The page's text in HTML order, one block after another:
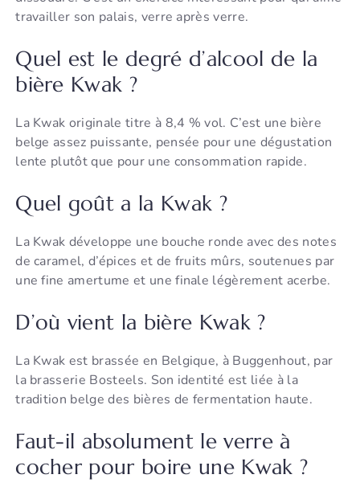
travailler son palais, verre après verre.
Quel est le degré d’alcool de la
bière Kwak ?
La Kwak originale titre à 8,4 % vol. C’est une bière
belge assez puissante, pensée pour une dégustation
lente plutôt que pour une consommation rapide.
Quel goût a la Kwak ?
La Kwak développe une bouche ronde avec des notes
de caramel, d’épices et de fruits mûrs, soutenues par
une fine amertume et une finale légèrement acerbe.
D’où vient la bière Kwak ?
La Kwak est brassée en Belgique, à Buggenhout, par
la brasserie Bosteels. Son identité est liée à la
tradition belge des bières de fermentation haute.
Faut-il absolument le verre à
cocher pour boire une Kwak ?